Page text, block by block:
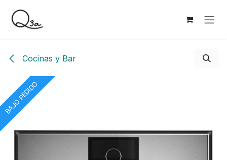
Cocinas y Bar
BAJO PEDIDO